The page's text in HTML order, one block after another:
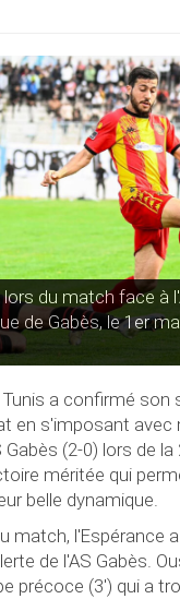
du match face à
de Gabès, le 1er
Tunis a confirmé
en s'imposant avec
Gabès (2-0) lors de
méritée qui
belle dynamique.
match, l'Espérance
de l'AS Gabès.
précoce (3') qui a